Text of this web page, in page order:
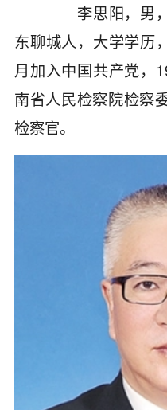
李思阳，男，汉
东聊城人，大学学历
月加入中国共产党，
南省人民检察院检察
检察官。